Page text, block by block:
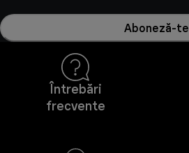
Aboneză-te
Întrebări
frecvente